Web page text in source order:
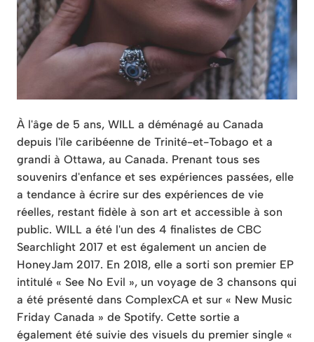
À l'âge de 5 ans, WILL a déménagé au Canada
depuis l'île caribéenne de Trinité-et-Tobago et a
grandi à Ottawa, au Canada. Prenant tous ses
souvenirs d'enfance et ses expériences passées, elle
a tendance à écrire sur des expériences de vie
réelles, restant fidèle à son art et accessible à son
public. WILL a été l'un des 4 finalistes de CBC
Searchlight 2017 et est également un ancien de
HoneyJam 2017. En 2018, elle a sorti son premier EP
intitulé « See No Evil », un voyage de 3 chansons qui
a été présenté dans ComplexCA et sur « New Music
Friday Canada » de Spotify. Cette sortie a
également été suivie des visuels du premier single «